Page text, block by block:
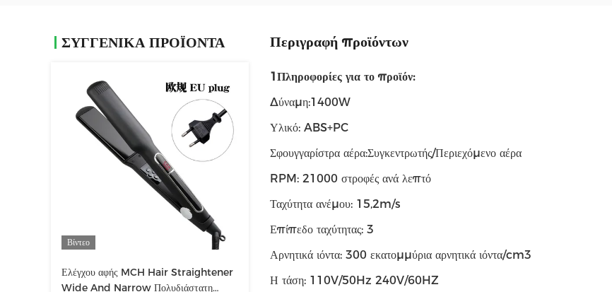
ΣΥΓΓΕΝΙΚΆ ΠΡΟΪΌΝΤΑ
Βίντεο
Ελέγχου αφής MCH Hair Straightener
Wide And Narrow Πολυδιάστατη
Περιγραφή προϊόντων
1Πληροφορίες για το προϊόν:
Δύναμη:1400W
Υλικό: ABS+PC
Σφουγγαρίστρα αέρα:Συγκεντρωτής/Περιεχόμενο αέρα
RPM: 21000 στροφές ανά λεπτό
Ταχύτητα ανέμου: 15,2m/s
Επίπεδο ταχύτητας: 3
Αρνητικά ιόντα: 300 εκατομμύρια αρνητικά ιόντα/cm3
Η τάση: 110V/50Hz 240V/60HZ